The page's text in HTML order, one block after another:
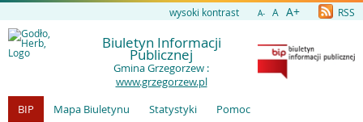
wysoki kontrast A- A A+ RSS
Biuletyn Informacji
Publicznej
Gmina Grzegorzew :
www.grzegorzew.pl
BIP
Mapa Biuletynu Statystyki
Pomoc